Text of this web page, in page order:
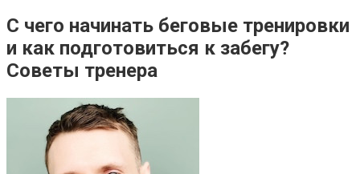
С чего начинать беговые тренировки
и как подготовиться к забегу?
Советы тренера